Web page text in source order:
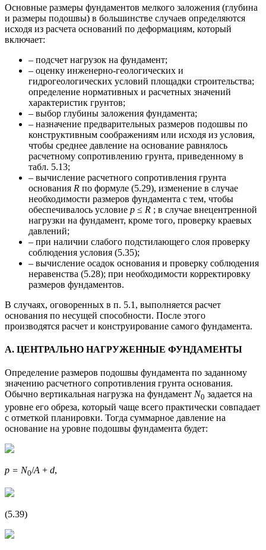
Основные размеры фундаментов мелкого заложения (глубина
и размеры подошвы) в большинстве случаев определяются
исходя из расчета оснований по деформациям, который
включает:
– подсчет нагрузок на фундамент;
– оценку инженерно-геологических и
гидрогеологических условий площадки строительства;
определение нормативных и расчетных значений
характеристик грунтов;
– выбор глубины заложения фундамента;
– назначение предварительных размеров подошвы по
конструктивным соображениям или исходя из условия,
чтобы среднее давление на основание равнялось
расчетному сопротивлению грунта, приведенному в
табл. 5.13;
– вычисление расчетного сопротивления грунта
основания R по формуле (5.29), изменение в случае
необходимости размеров фундамента с тем, чтобы
обеспечивалось условие p ≤ R ; в случае внецентренной
нагрузки на фундамент, кроме того, проверку краевых
давлений;
– при наличии слабого подстилающего слоя проверку
соблюдения условия (5.35);
– вычисление осадок основания и проверку соблюдения
неравенства (5.28); при необходимости корректировку
размеров фундаментов.
В случаях, оговоренных в п. 5.1, выполняется расчет
основания по несущей способности. После этого
производятся расчет и конструирование самого фундамента.
А. ЦЕНТРАЛЬНО НАГРУЖЕННЫЕ ФУНДАМЕНТЫ
Определение размеров подошвы фундамента по заданному
значению расчетного сопротивления грунта основания.
Обычно вертикальная нагрузка на фундамент N0 задается на
уровне его обреза, который чаще всего практически совпадает
с отметкой планировки. Тогда суммарное давление на
основание на уровне подошвы фундамента будет:
p = N0/A + d,
(5.39)